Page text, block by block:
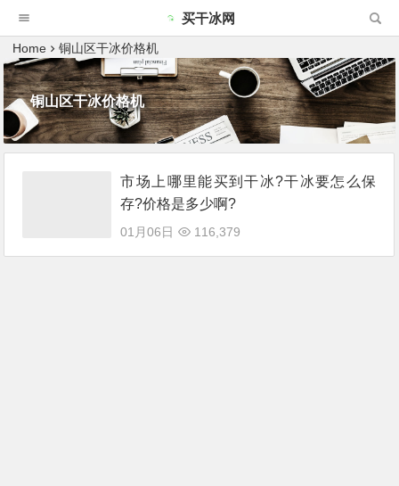
买干冰网
Home 铜山区干冰价格机
铜山区干冰价格机
市场上哪里能买到干冰?干冰要怎么保
存?价格是多少啊?
01月06日 116,379